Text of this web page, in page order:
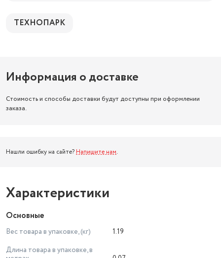
ТЕХНОПАРК
Информация о доставке
Стоимость и способы доставки будут доступны при оформлении
заказа.
Нашли ошибку на сайте? Напишите нам.
Характеристики
Основные
Вес товара в упаковке, (кг)
1.19
Длина товара в упаковке, в